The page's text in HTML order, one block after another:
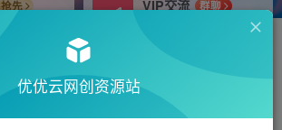
抢先
资源
VIP交流
群聊
研究探讨更多创业项目路子。
推荐
优优云网创资源站